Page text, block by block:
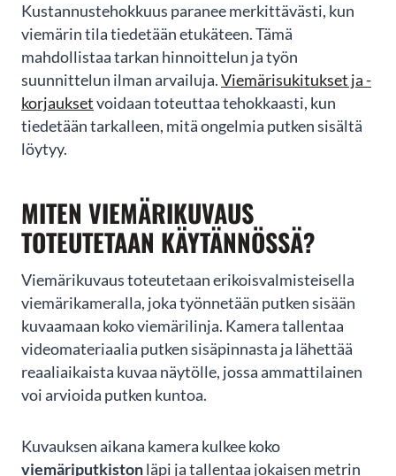
Kustannustehokkuus paranee merkittävästi, kun
viemärin tila tiedetään etukäteen. Tämä
mahdollistaa tarkan hinnoittelun ja työn
suunnittelun ilman arvailuja.Viemärisukitukset ja -
korjauksetvoidaan toteuttaa tehokkaasti, kun
tiedetään tarkalleen, mitä ongelmia putken sisältä
löytyy.
MITEN VIEMÄRIKUVAUS
TOTEUTETAAN KÄYTÄNNÖSSÄ?
Viemärikuvaus toteutetaan erikoisvalmisteisella
viemärikameralla, joka työnnetään putken sisään
kuvaamaan koko viemärilinja. Kamera tallentaa
videomateriaalia putken sisäpinnasta ja lähettää
reaaliaikaista kuvaa näytölle, jossa ammattilainen
voi arvioida putken kuntoa.
Kuvauksen aikana kamera kulkee koko
viemäriputkistonläpi ja tallentaa jokaisen metrin
ammattimaisen työn lisäksi tekijöillä on
ensiluokkainen palveluasenne. Olimme saaneet
suosituksen PS-Pinnoituksesta, ja valitsimme
heidät suorittamaan omakotitalon viemäreiden
sukituksen. Heidän toiminnastaan jäi
kokonaisuudessaan...
SHOW MORE
Page